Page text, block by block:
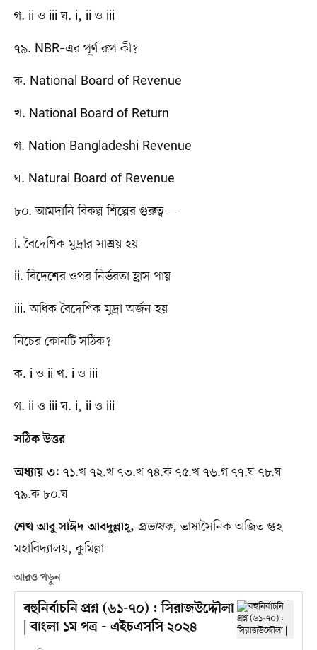
গ. ii ও iii ঘ. i, ii ও iii
৭৯. NBR–এর পূর্ণ রূপ কী?
ক. National Board of Revenue
খ. National Board of Return
গ. Nation Bangladeshi Revenue
ঘ. Natural Board of Revenue
৮০. আমদানি বিকল্প শিল্পের গুরুত্ব—
i. বৈদেশিক মুদ্রার সাশ্রয় হয়
ii. বিদেশের ওপর নির্ভরতা হ্রাস পায়
iii. অধিক বৈদেশিক মুদ্রা অর্জন হয়
নিচের কোনটি সঠিক?
ক. i ও ii খ. i ও iii
গ. ii ও iii ঘ. i, ii ও iii
সঠিক উত্তর
অধ্যায় ৩: ৭১.খ ৭২.খ ৭৩.খ ৭৪.ক ৭৫.খ ৭৬.গ ৭৭.ঘ ৭৮.ঘ
৭৯.ক ৮০.ঘ
শেখ আবু সাঈদ আবদুল্লাহ্​, প্রভাষক, ভাষাসৈনিক অজিত গুহ
মহাবিদ্যালয়, কুমিল্লা
আরও পড়ুন
বহুনির্বাচনি প্রশ্ন (৬১-৭০) : সিরাজউদ্দৌলা
| বাংলা ১ম পত্র - এইচএসসি ২০২৪